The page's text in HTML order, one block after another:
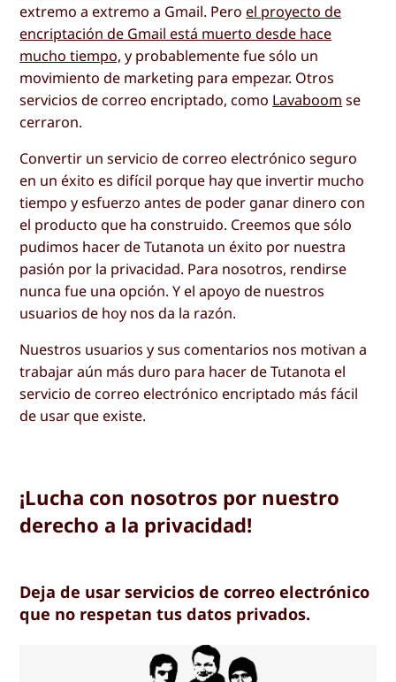
extremo a extremo a Gmail. Pero el proyecto de
encriptación de Gmail está muerto desde hace
mucho tiempo, y probablemente fue sólo un
movimiento de marketing para empezar. Otros
servicios de correo encriptado, como Lavaboom se
cerraron.
Convertir un servicio de correo electrónico seguro
en un éxito es difícil porque hay que invertir mucho
tiempo y esfuerzo antes de poder ganar dinero con
el producto que ha construido. Creemos que sólo
pudimos hacer de Tutanota un éxito por nuestra
pasión por la privacidad. Para nosotros, rendirse
nunca fue una opción. Y el apoyo de nuestros
usuarios de hoy nos da la razón.
Nuestros usuarios y sus comentarios nos motivan a
trabajar aún más duro para hacer de Tutanota el
servicio de correo electrónico encriptado más fácil
de usar que existe.
¡Lucha con nosotros por nuestro
derecho a la privacidad!
Deja de usar servicios de correo electrónico
que no respetan tus datos privados.